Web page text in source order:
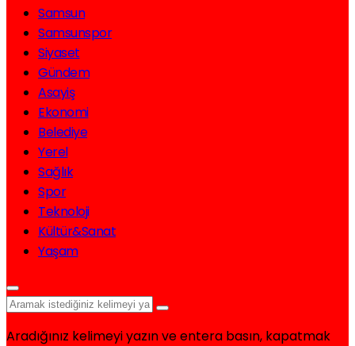
Samsun
Samsunspor
Siyaset
Gündem
Asayiş
Ekonomi
Belediye
Yerel
Sağlık
Spor
Teknoloji
Kültür&Sanat
Yaşam
Aradığınız kelimeyi yazın ve entera basın, kapatmak